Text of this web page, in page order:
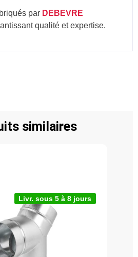
par DEBEVRE
qualité et expertise.
similaires
Livr. sous 5 à 8 jours